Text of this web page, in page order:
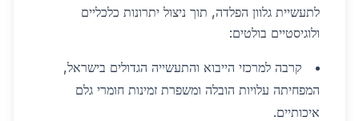
לתעשיית גלוון הפלדה, תוך ניצול יתרונות כלכליים
ולוגיסטיים בולטים:
קרבה למרכזי הייבוא והתעשייה הגדולים בישראל,
המפחיתה עלויות הובלה ומשפרת זמינות חומרי גלם
איכותיים.